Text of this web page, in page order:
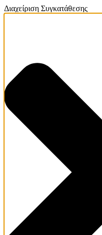
Διαχείριση Συγκατάθεσης